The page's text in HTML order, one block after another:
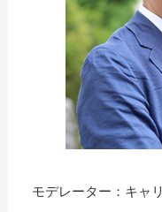
モデレーター：キャ